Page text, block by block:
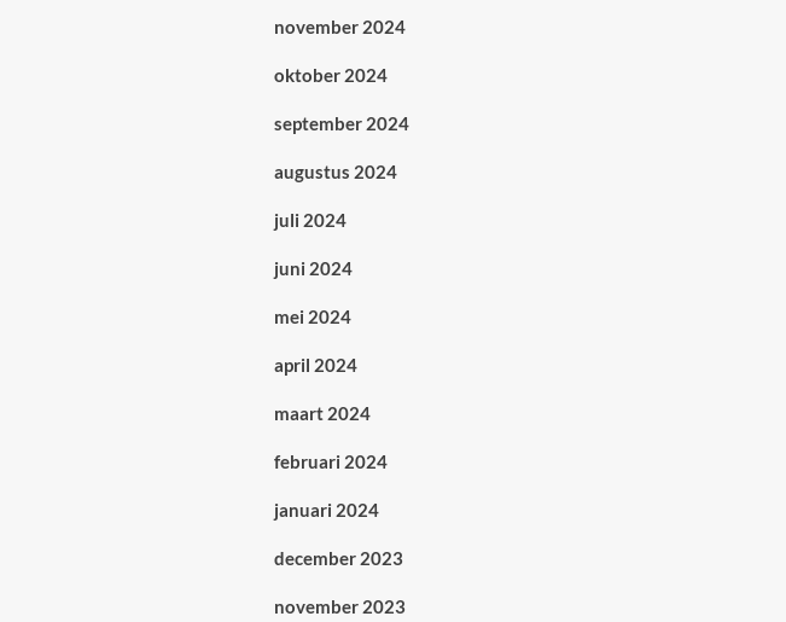
november 2024
oktober 2024
september 2024
augustus 2024
juli 2024
juni 2024
mei 2024
april 2024
maart 2024
februari 2024
januari 2024
december 2023
november 2023